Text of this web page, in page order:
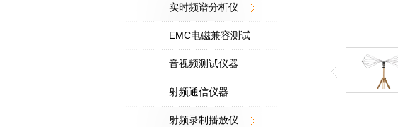
实时频谱分析仪
EMC电磁兼容测试
音视频测试仪器
射频通信仪器
射频录制播放仪